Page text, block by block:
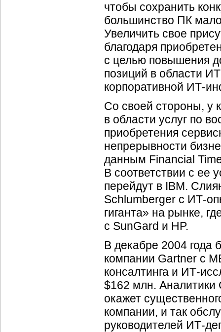
чтобы сохранить
большинство ПК
Увеличить свое
благодаря
с целью повышения
позиций в области
корпоративной ИТ-
Со своей стороны, у
в области услуг по
приобретения
непрерывности
данным Financial
В соответствии с ее
перейдут в IBM.
Schlumberger с ИТ-
гиганта» на рынке,
с SunGard и HP.
В декабре 2004 года
компании Gartner с
консалтинга и ИТ-
$162 млн. Аналитики
окажет
компании, и так
руководителей ИТ-